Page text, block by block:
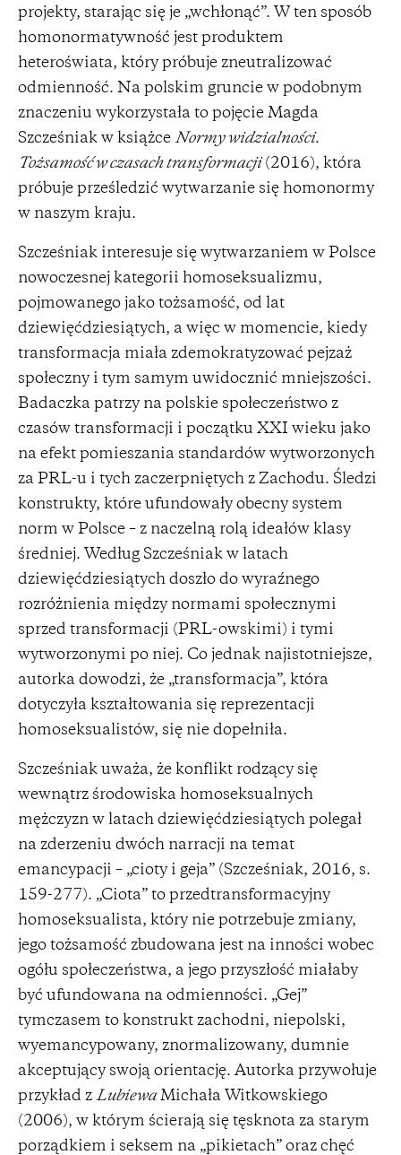
projekty, starając się je „wchłonąć”. W ten sposób
homonormatywność jest produktem
heteroświata, który próbuje zneutralizować
odmienność. Na polskim gruncie w podobnym
znaczeniu wykorzystała to pojęcie Magda
Szcześniak w książce Normy widzialności.
Tożsamość w czasach transformacji(2016), która
próbuje prześledzić wytwarzanie się homonormy
w naszym kraju.
Szcześniak interesuje się wytwarzaniem w Polsce
nowoczesnej kategorii homoseksualizmu,
pojmowanego jako tożsamość, od lat
dziewięćdziesiątych, a więc w momencie, kiedy
transformacja miała zdemokratyzować pejzaż
społeczny i tym samym uwidocznić mniejszości.
Badaczka patrzy na polskie społeczeństwo z
czasów transformacji i początku XXI wieku jako
na efekt pomieszania standardów wytworzonych
za PRL-u i tych zaczerpniętych z Zachodu. Śledzi
konstrukty, które ufundowały obecny system
norm w Polsce – z naczelną rolą ideałów klasy
średniej. Według Szcześniak w latach
dziewięćdziesiątych doszło do wyraźnego
rozróżnienia między normami społecznymi
sprzed transformacji (PRL-owskimi) i tymi
wytworzonymi po niej. Co jednak najistotniejsze,
autorka dowodzi, że „transformacja”, która
dotyczyła kształtowania się reprezentacji
homoseksualistów, się nie dopełniła.
Szcześniak uważa, że konflikt rodzący się
wewnątrz środowiska homoseksualnych
mężczyzn w latach dziewięćdziesiątych polegał
na zderzeniu dwóch narracji na temat
emancypacji – „cioty i geja” (Szcześniak, 2016, s.
159-277). „Ciota” to przedtransformacyjny
homoseksualista, który nie potrzebuje zmiany,
jego tożsamość zbudowana jest na inności wobec
ogółu społeczeństwa, a jego przyszłość miałaby
być ufundowana na odmienności. „Gej”
tymczasem to konstrukt zachodni, niepolski,
wyemancypowany, znormalizowany, dumnie
akceptujący swoją orientację. Autorka przywołuje
przykład z LubiewaMichała Witkowskiego
(2006), w którym ścierają się tęsknota za starym
porządkiem i seksem na „pikietach” oraz chęć